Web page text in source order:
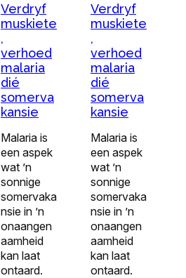
Verdryf
muskiete
,
verhoed
malaria
dié
somerva
kansie
Malaria is
een aspek
wat ’n
sonnige
somervaka
nsie in ’n
onaangen
aamheid
kan laat
ontaard.
Verdryf
muskiete
,
verhoed
malaria
dié
somerva
kansie
Malaria is
een aspek
wat ’n
sonnige
somervaka
nsie in ’n
onaangen
aamheid
kan laat
ontaard.